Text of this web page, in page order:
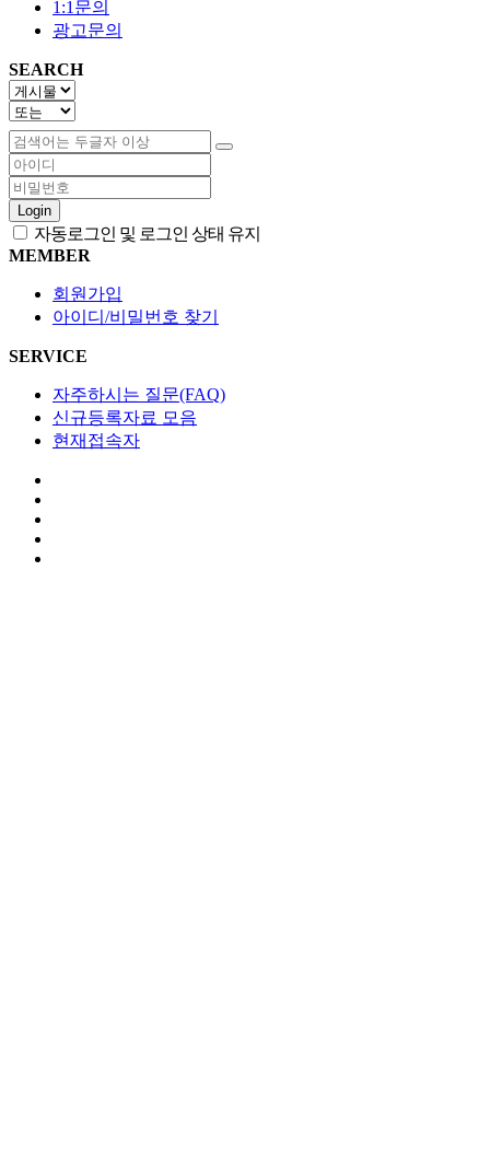
1:1문의
광고문의
SEARCH
Login
자동로그인 및 로그인 상태 유지
MEMBER
회원가입
아이디/비밀번호 찾기
SERVICE
자주하시는 질문(FAQ)
신규등록자료 모음
현재접속자